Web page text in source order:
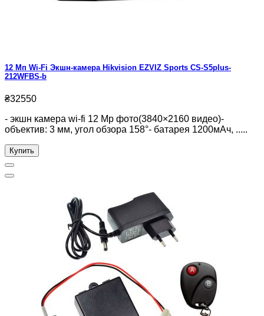
12 Мп Wi-Fi Экшн-камера Hikvision EZVIZ Sports CS-S5plus-
212WFBS-b
₴32550
- экшн камера wi-fi 12 Mp фото(3840×2160 видео)-
объектив: 3 мм, угол обзора 158°- батарея 1200мАч, .....
Купить